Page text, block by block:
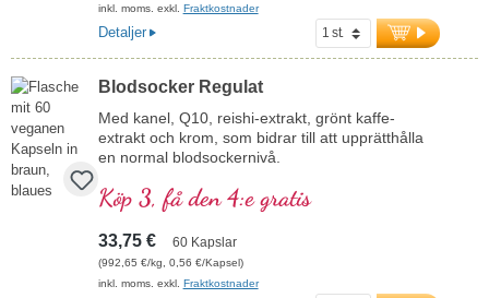
inkl. moms. exkl. Fraktkostnader
Detaljer
Blodsocker Regulat
Med kanel, Q10, reishi-extrakt, grönt kaffe-
extrakt och krom, som bidrar till att upprätthålla
en normal blodsockernivå.
Köp 3, få den 4:e gratis
33,75 € 60 Kapslar
(992,65 €/kg, 0,56 €/Kapsel)
inkl. moms. exkl. Fraktkostnader